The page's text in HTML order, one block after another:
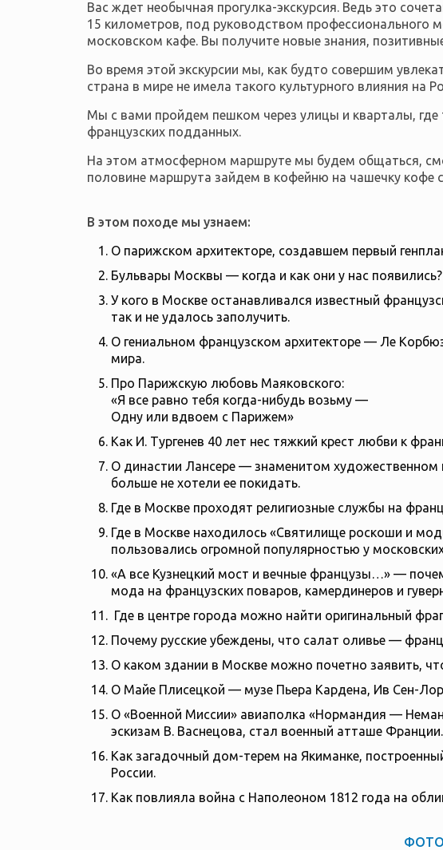
Вас ждет необычная прогулка-экскурсия. Ведь это
15 километров, под руководством профессионального
московском кафе. Вы получите новые знания,
Во время этой экскурсии мы, как будто совершим
страна в мире не имела такого культурного влияния на
Мы с вами пройдем пешком через улицы и кварталы, где
французских подданных.
На этом атмосферном маршруте мы будем общаться,
половине маршрута зайдем в кофейню на чашечку кофе
В этом походе мы узнаем:
О парижском архитекторе, создавшем первый
Бульвары Москвы — когда и как они у нас
У кого в Москве останавливался известный
так и не удалось заполучить.
О гениальном французском архитекторе — Ле
мира.
Про Парижскую любовь Маяковского:
«Я все равно тебя когда-нибудь возьму —
Одну или вдвоем с Парижем»
Как И. Тургенев 40 лет нес тяжкий крест любви к
О династии Лансере — знаменитом художественном
больше не хотели ее покидать.
Где в Москве проходят религиозные службы на
Где в Москве находилось «Святилище роскоши и
пользовались огромной популярностью у
«А все Кузнецкий мост и вечные французы…» —
мода на французских поваров, камердинеров и
Где в центре города можно найти оригинальный
Почему русские убеждены, что салат оливье —
О каком здании в Москве можно почетно заявить,
О Майе Плисецкой — музе Пьера Кардена, Ив Сен-
О «Военной Миссии» авиаполка «Нормандия —
эскизам В. Васнецова, стал военный атташе Франции.
Как загадочный дом-терем на Якиманке,
России.
Как повлияла война с Наполеоном 1812 года на